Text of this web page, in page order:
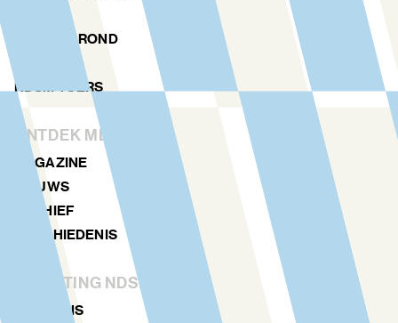
AGENDA
PLATTEGROND
LOCATIES
NDSM TOERS
ONTDEK MEER
MAGAZINE
NIEUWS
ARCHIEF
GESCHIEDENIS
STICHTING NDSM-WERF
OVER ONS